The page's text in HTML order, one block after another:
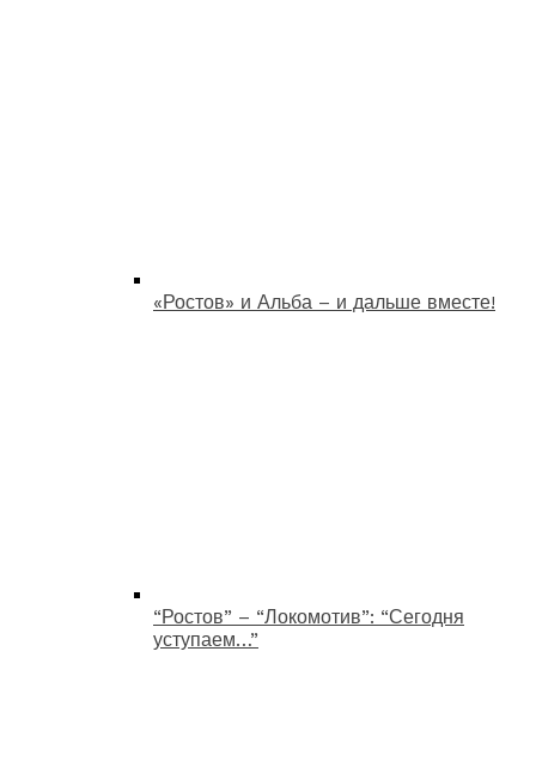
«Ростов» и Альба – и дальше вместе!
“Ростов” – “Локомотив”: “Сегодня
уступаем…”